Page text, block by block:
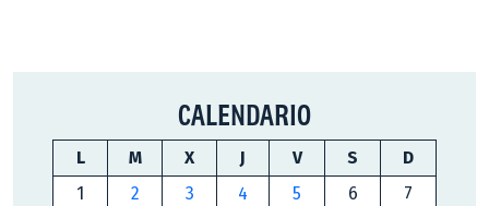
CALENDARIO
L M X J V S
D
1
2 3 4 5 6
7